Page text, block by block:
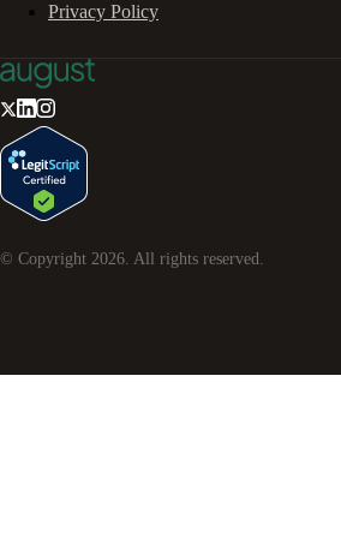
Privacy Policy
© Copyright 2026 . All rights reserved.